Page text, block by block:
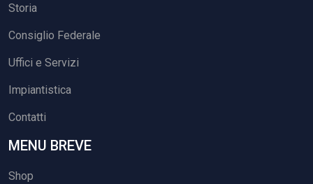
Storia
Consiglio Federale
Uffici e Servizi
Impiantistica
Contatti
MENU BREVE
Shop